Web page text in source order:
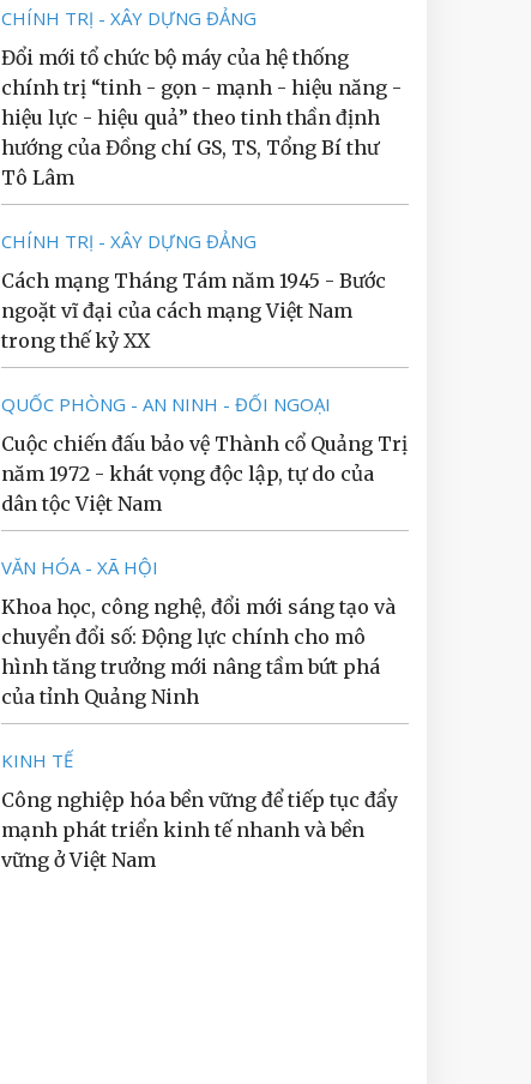
CHÍNH TRỊ - XÂY DỰNG ĐẢNG
Đổi mới tổ chức bộ máy của hệ thống
chính trị “tinh - gọn - mạnh - hiệu năng -
hiệu lực - hiệu quả” theo tinh thần định
hướng của Đồng chí GS, TS, Tổng Bí thư
Tô Lâm
CHÍNH TRỊ - XÂY DỰNG ĐẢNG
Cách mạng Tháng Tám năm 1945 - Bước
ngoặt vĩ đại của cách mạng Việt Nam
trong thế kỷ XX
QUỐC PHÒNG - AN NINH - ĐỐI NGOẠI
Cuộc chiến đấu bảo vệ Thành cổ Quảng Trị
năm 1972 - khát vọng độc lập, tự do của
dân tộc Việt Nam
VĂN HÓA - XÃ HỘI
Khoa học, công nghệ, đổi mới sáng tạo và
chuyển đổi số: Động lực chính cho mô
hình tăng trưởng mới nâng tầm bứt phá
của tỉnh Quảng Ninh
KINH TẾ
Công nghiệp hóa bền vững để tiếp tục đẩy
mạnh phát triển kinh tế nhanh và bền
vững ở Việt Nam